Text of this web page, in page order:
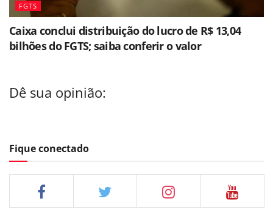
FGTS
Caixa conclui distribuição do lucro de R$ 13,04
bilhões do FGTS; saiba conferir o valor
Dê sua opinião:
Fique conectado